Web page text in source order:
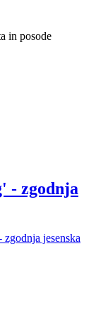
in posode
- zgodnja